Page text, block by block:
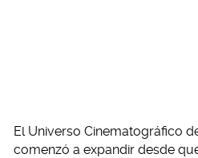
El Universo Cinematográfico
comenzó a expandir desde